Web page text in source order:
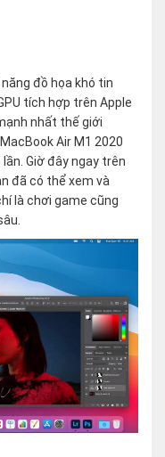
đồ họa khó tin
tích hợp trên Apple
nhất thế giới
Air M1 2020
Giờ đây ngay trên
đã có thể xem và
là chơi game cũng